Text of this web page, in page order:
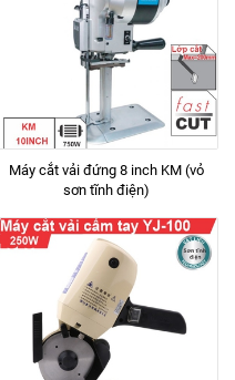
Máy cắt vải đứng 8 inch KM (vỏ
sơn tĩnh điện)